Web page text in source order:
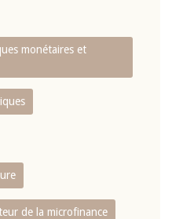
monétaires et
de la microfinance